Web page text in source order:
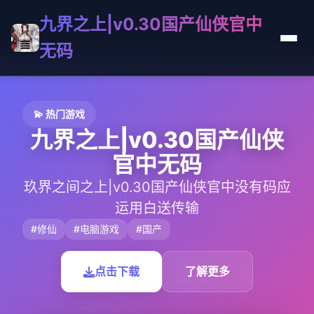
九界之上|v0.30国产仙侠官中
无码
💫 热门游戏
九界之上|v0.30国产仙侠
官中无码
玖界之间之上|v0.30国产仙侠官中没有码应
运用白送传输
#修仙 #电脑游戏 #国产
点击下载 了解更多